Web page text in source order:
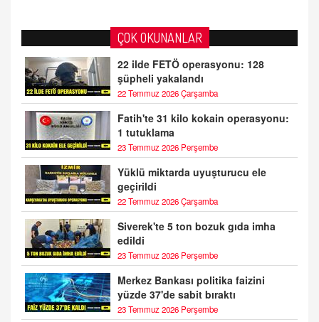
ÇOK OKUNANLAR
22 ilde FETÖ operasyonu: 128
şüpheli yakalandı
22 Temmuz 2026 Çarşamba
Fatih'te 31 kilo kokain operasyonu:
1 tutuklama
23 Temmuz 2026 Perşembe
Yüklü miktarda uyuşturucu ele
geçirildi
22 Temmuz 2026 Çarşamba
Siverek'te 5 ton bozuk gıda imha
edildi
23 Temmuz 2026 Perşembe
Merkez Bankası politika faizini
yüzde 37'de sabit bıraktı
23 Temmuz 2026 Perşembe